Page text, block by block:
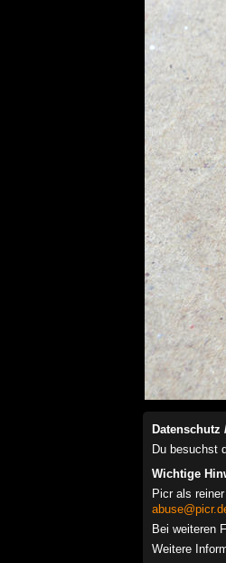
Datenschutz
Du besuchst
Wichtige
Picr als
Bei weiteren
Weitere